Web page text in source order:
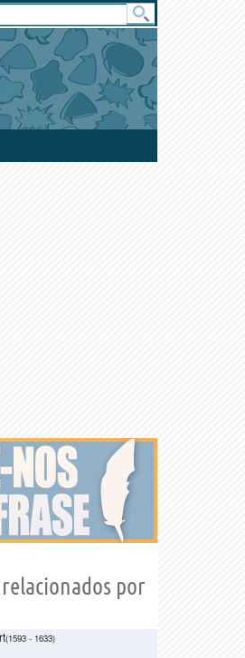
Área
do
Usuário
por
(1593 - 1633)